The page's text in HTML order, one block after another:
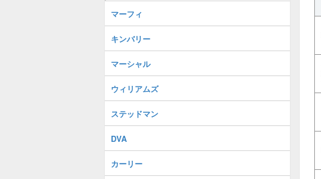
マーフィ
キンバリー
マーシャル
ウィリアムズ
ステッドマン
DVA
カーリー